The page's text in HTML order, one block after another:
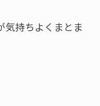
気持ちよくまとま